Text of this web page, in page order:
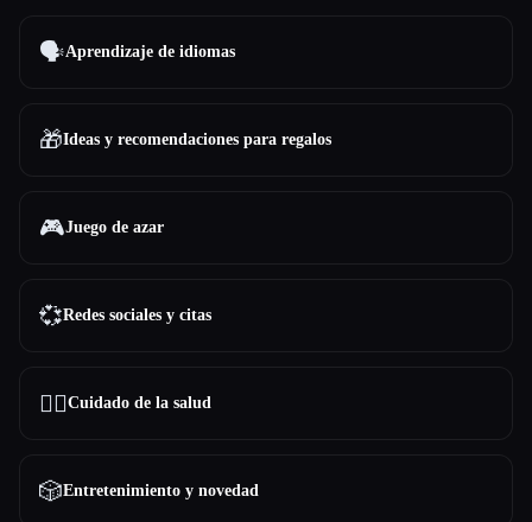
🗣️Aprendizaje de idiomas
🎁Ideas y recomendaciones para regalos
🎮Juego de azar
💞Redes sociales y citas
👩‍⚕️Cuidado de la salud
🎲Entretenimiento y novedad